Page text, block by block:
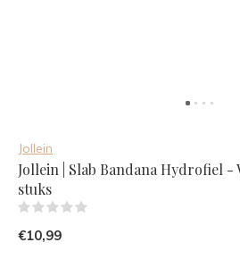
Jollein
Jollein | Slab Bandana Hydrofiel -
stuks
€10,99